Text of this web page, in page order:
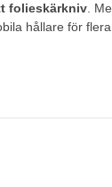
folieskärkniv.
hållare för